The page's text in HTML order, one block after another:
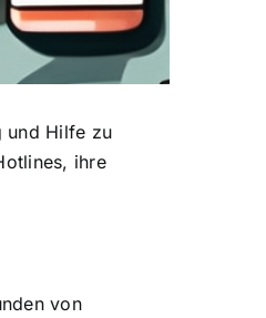
und Hilfe zu
ihre
von